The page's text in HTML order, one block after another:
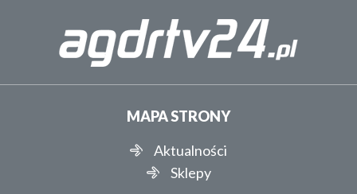
MAPA STRONY
Aktualności
Sklepy